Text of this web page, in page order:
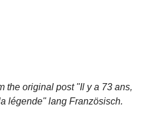
the original post "Il y a 73 ans,
légende"lang Französisch.